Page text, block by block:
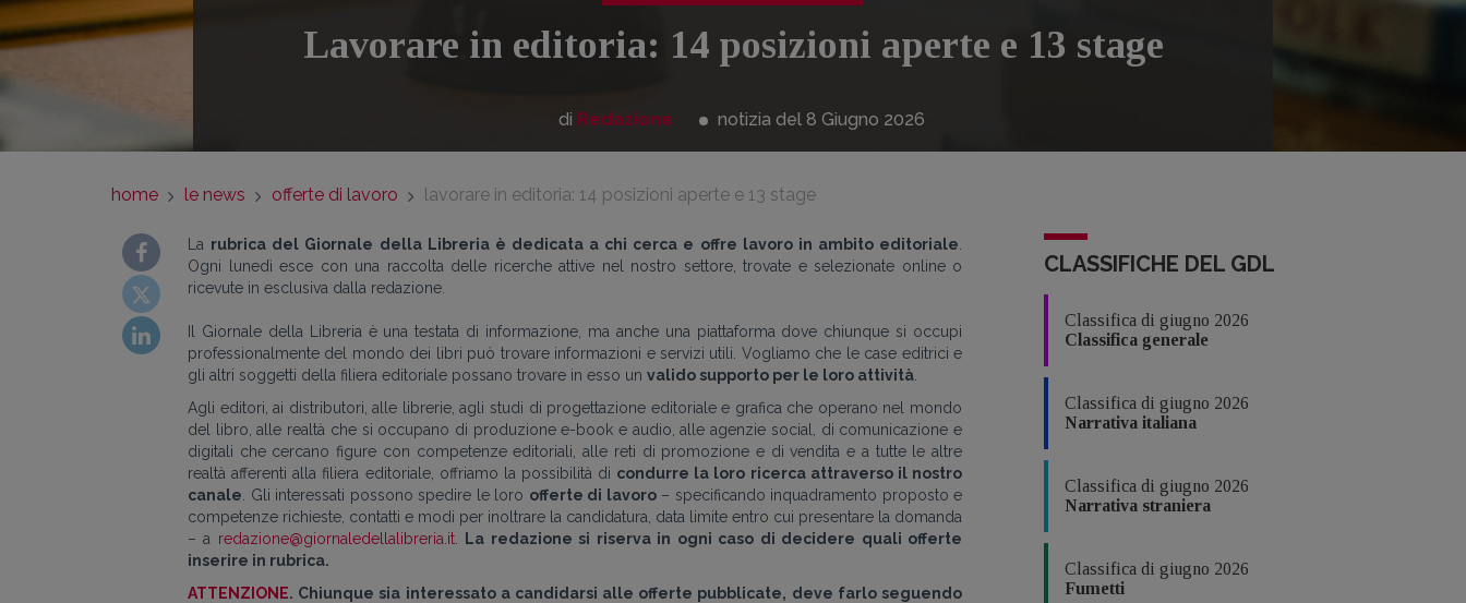
Lavorare in editoria: 14 posizioni aperte e 13 stage
di Redazione notizia del 8 Giugno 2026
home le news offerte di lavoro lavorare in editoria: 14 posizioni aperte e 13 stage
La rubrica del Giornale della Libreria è dedicata a chi cerca e offre lavoro in ambito editoriale
Ogni lunedì esce con una raccolta delle ricerche attive nel nostro settore, trovate e selezionate online o
ricevute in esclusiva dalla redazione.
Il Giornale della Libreria è una testata di informazione, ma anche una piattaforma dove chiunque si occupi
professionalmente del mondo dei libri può trovare informazioni e servizi utili. Vogliamo che le case editrici e
gli altri soggetti della filiera editoriale possano trovare in esso un valido supporto per le loro attività
Agli editori, ai distributori, alle librerie, agli studi di progettazione editoriale e grafica che operano nel mondo
del libro, alle realtà che si occupano di produzione e-book e audio, alle agenzie social, di comunicazione e
digitali che cercano figure con competenze editoriali, alle reti di promozione e di vendita e a tutte le altre
realtà afferenti alla filiera editoriale, offriamo la possibilità di condurre la loro ricerca attraverso il nostro
canale . Gli interessati possono spedire le loro offerte di lavoro– specificando inquadramento proposto e
competenze richieste, contatti e modi per inoltrare la candidatura, data limite entro cui presentare la domanda
– a redazione@giornaledellalibreria.it.
La redazione si riserva in ogni caso di decidere quali offerte
inserire in rubrica.
ATTENZIONE. Chiunque sia interessato a candidarsi alle offerte pubblicate, deve farlo seguendo
CLASSIFICHE DEL GDL
Classifica di giugno 2026
Classifica generale
Classifica di giugno 2026
Narrativa italiana
Classifica di giugno 2026
Narrativa straniera
Classifica di giugno 2026
Fumetti